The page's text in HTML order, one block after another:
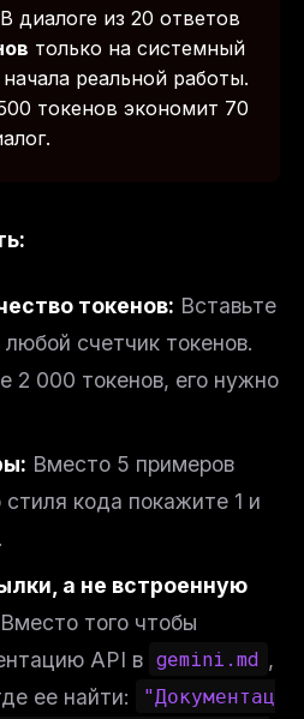
диалоге из 20 ответов
только на системный
реальной работы.
токенов экономит 70
токенов: Вставьте
любой счетчик токенов.
2 000 токенов, его нужно
Вместо 5 примеров
кода покажите 1 и
а не встроенную
Вместо того чтобы
API в gemini.md ,
ее найти:
"Документац